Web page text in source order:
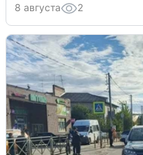
8 августа 2